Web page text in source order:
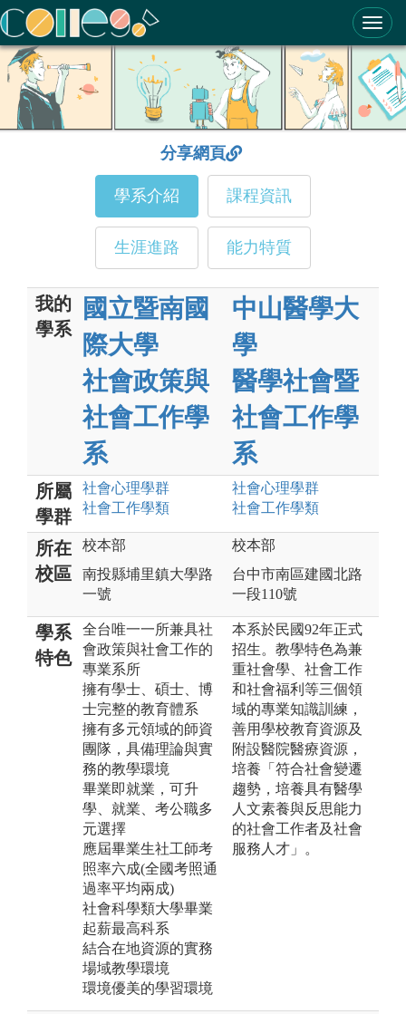
ColleGo! 大學選才與高中育才輔助系統
分享網頁
學系介紹 課程資訊
生涯進路 能力特質
我的
學系
國立暨南國
際大學
社會政策與
社會工作學
系
中山醫學大
學
醫學社會暨
社會工作學
系
所屬
學群
社會心理學群
社會工作學類
社會心理學群
社會工作學類
所在
校區
校本部
南投縣埔里鎮大學路
一號
校本部
台中市南區建國北路
一段110號
學系
特色
全台唯一一所兼具社
會政策與社會工作的
專業系所
擁有學士、碩士、博
士完整的教育體系
擁有多元領域的師資
團隊，具備理論與實
務的教學環境
畢業即就業，可升
學、就業、考公職多
元選擇
應屆畢業生社工師考
照率六成(全國考照通
過率平均兩成)
社會科學類大學畢業
起薪最高科系
結合在地資源的實務
場域教學環境
環境優美的學習環境
本系於民國92年正式
招生。教學特色為兼
重社會學、社會工作
和社會福利等三個領
域的專業知識訓練，
善用學校教育資源及
附設醫院醫療資源，
培養「符合社會變遷
趨勢，培養具有醫學
人文素養與反思能力
的社會工作者及社會
服務人才」。